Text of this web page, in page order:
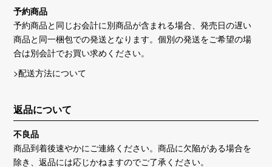
予約商品
予約商品と同じお会計に別商品が含まれる場合、発売日の遅い
商品と同一梱包での発送となります。個別の発送をご希望の場
合は別会計でお買い求めください。
>配送方法について
返品について
不良品
商品到着後速やかにご連絡ください。商品に欠陥がある場合を
除き、返品には応じかねますのでご了承ください。